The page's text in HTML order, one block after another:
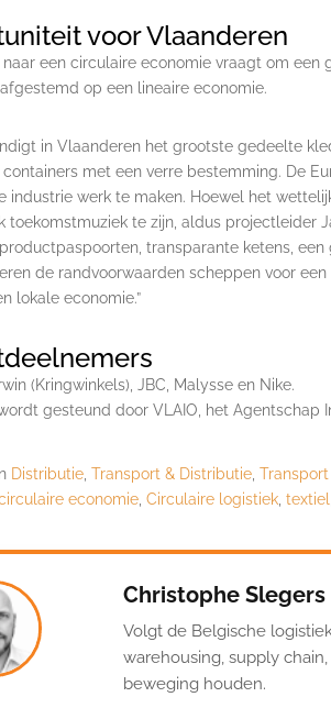
voor Vlaanderen
naar een circulaire economie vraagt om
op een lineaire economie.
in Vlaanderen het grootste gedeelte
met een verre bestemming. De
industrie werk te maken. Hoewel het
toekomstmuziek te zijn, aldus projectleider
transparante ketens,
de randvoorwaarden scheppen voor
lokale economie.”
(Kringwinkels), JBC, Malysse en Nike.
gesteund door VLAIO, het Agentschap
Distributie Transport & Distributie
economie Circulaire logistiek textiel
Christophe Slegers
Volgt de Belgische
warehousing, supply
beweging houden.